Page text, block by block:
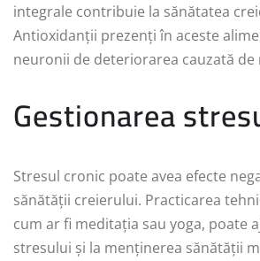
integrale contribuie la sănătatea
Antioxidanții prezenți în aceste
neuronii de deteriorarea cauzată de
Gestionarea
Stresul cronic poate avea efecte
sănătății creierului. Practicarea
cum ar fi meditația sau yoga, poate
stresului și la menținerea sănătății